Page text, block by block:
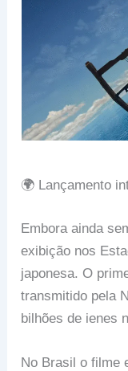
🌍 Lançamento
Embora ainda
exibição nos
japonesa. O
transmitido pela
bilhões de ienes
No Brasil o filme